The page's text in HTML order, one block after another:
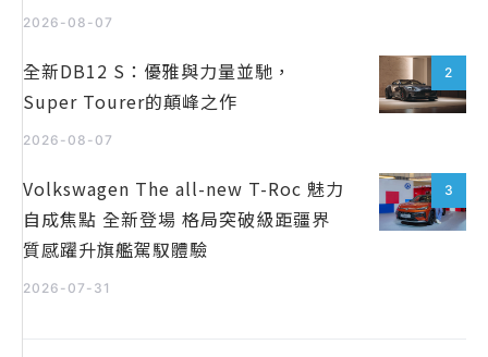
2026-08-07
2
全新DB12 S：優雅與力量並馳，
Super Tourer的顛峰之作
2026-08-07
3
Volkswagen The all-new T-Roc 魅力
自成焦點 全新登場 格局突破級距疆界
質感躍升旗艦駕馭體驗
2026-07-31